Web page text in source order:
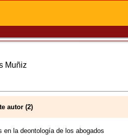
Muñiz
autor (2)
en la deontología de los abogados